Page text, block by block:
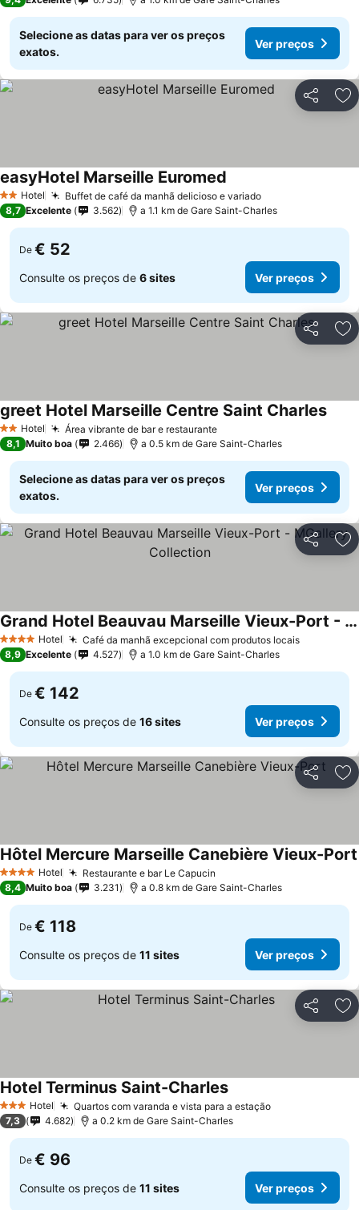
Selecione as datas para ver os preços
exatos.
Ver preços
Partilhar
2 Estrelas
Hotel Buffet de café da manhã delicioso e variadoVer preços
easyHotel Marseille Euromed
8,7 Excelente 3.562 a 1.1 km de Gare Saint-Charles
De € 52
Consulte os preços de 6 sites Ver preços
Partilhar
2 Estrelas
Hotel Área vibrante de bar e restauranteVer preços
greet Hotel Marseille Centre Saint CharlesVer
8,1 Muito boa 2.466 a 0.5 km de Gare Saint-Charles
Selecione as datas para ver os preços
exatos.
Ver preços
Partilhar
4 EstrelasHotel Café da manhã excepcional com produtos locaisVer
Grand Hotel Beauvau Marseille Vieux-Port - MGallery Collection
Ver preços
8,9 Excelente 4.527 a 1.0 km de Gare Saint-Charles
De € 142
Consulte os preços de 16 sites Ver preços
Partilhar
4 EstrelasHotel Restaurante e bar Le Capucin
Hôtel Mercure Marseille Canebière Vieux-Port
8,4 Muito boa 3.231 a 0.8 km de Gare Saint-Charles
De € 118
Consulte os preços de 11 sites Ver preços
Partilhar
3 EstrelasHotel Quartos com varanda e vista para a estaçãoVer preços
Hotel Terminus Saint-CharlesVer preços
7,3 4.682 a 0.2 km de Gare Saint-Charles
De € 96
Consulte os preços de 11 sites Ver preços